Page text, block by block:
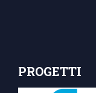
PROGETTI